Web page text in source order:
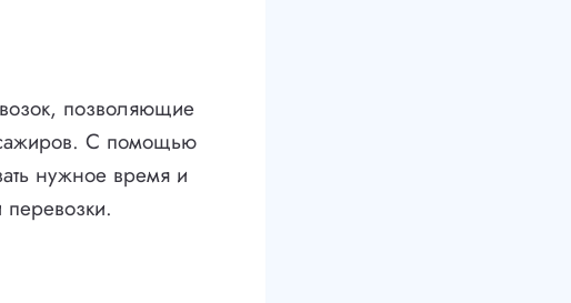
позволяющие
С помощью
нужное время и